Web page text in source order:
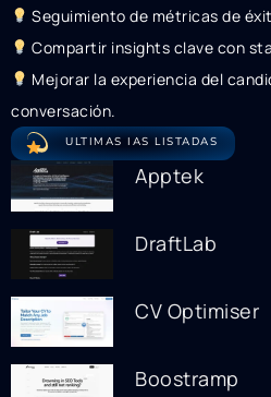
Seguimiento de métricas de
Compartir insights clave con
Mejorar la experiencia del
conversación.
ULTIMAS IAS LISTADAS
Apptek
DraftLab
CV Optimiser
Boostramp